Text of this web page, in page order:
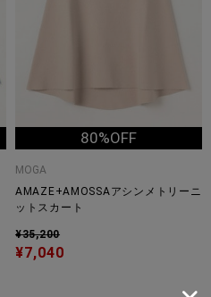
80%OFF
MOGA
AMAZE+AMOSSAアシンメトリーニ
ットスカート
¥35,200
¥7,040